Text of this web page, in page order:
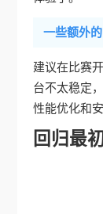
一些额外
建议在比赛
台不太稳定
性能优化和安
回归最